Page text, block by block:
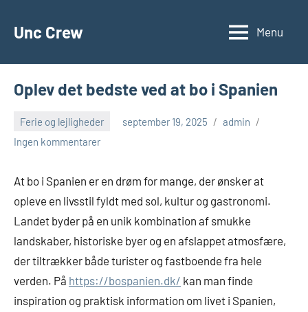
Unc Crew Menu
Oplev det bedste ved at bo i Spanien
Ferie og lejligheder september 19, 2025
admin
Ingen kommentarer
At bo i Spanien er en drøm for mange, der ønsker at
opleve en livsstil fyldt med sol, kultur og gastronomi.
Landet byder på en unik kombination af smukke
landskaber, historiske byer og en afslappet atmosfære,
der tiltrækker både turister og fastboende fra hele
verden. På https://bospanien.dk/ kan man finde
inspiration og praktisk information om livet i Spanien,